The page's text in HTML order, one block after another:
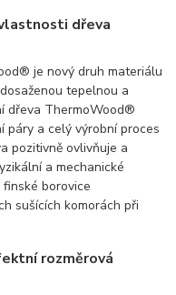
dřeva
je nový druh materiálu
tepelnou a
dřeva ThermoWood®
páry a celý výrobní proces
pozitivně ovlivňuje a
a mechanické
borovice
sušících komorách při
rozměrová